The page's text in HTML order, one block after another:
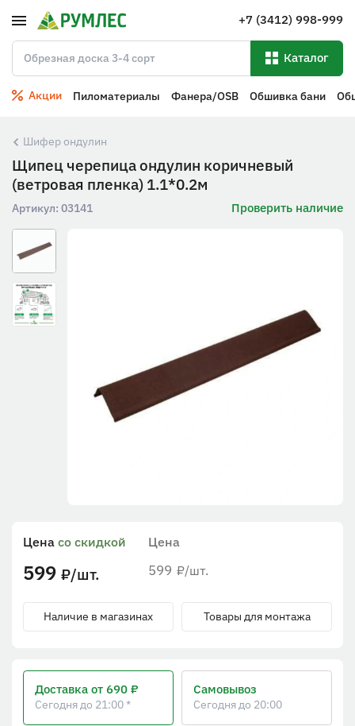
+7 (3412) 998-999
Каталог
Акции Пиломатериалы Фанера/OSB Обшивка бани
Шифер ондулин
Щипец черепица ондулин коричневый
(ветровая пленка) 1.1*0.2м
Артикул: 03141 Проверить наличие
Цена
599 ₽/шт.
Цена со скидкой
599 ₽/шт.
Наличие в магазинах Товары для монтажа
Доставка от 690 ₽
Сегодня до 21:00 *
Самовывоз
Сегодня до 20:00